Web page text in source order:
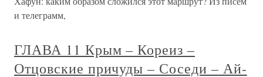
и телеграмм,
ГЛАВА 11 Крым – Кореиз –
Отцовские причуды – Соседи – Ай-